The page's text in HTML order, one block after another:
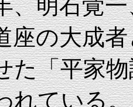
、明石覚
座の大成
た「平家
れている。